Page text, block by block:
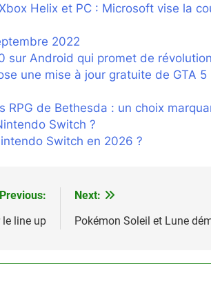
Helix et PC : Microsoft vise la
2022
sur Android qui promet de
une mise à jour gratuite de GTA 5
de Bethesda : un choix
Switch ?
Switch en 2026 ?
Previous:
line up
Next:
Pokémon Soleil et Lune